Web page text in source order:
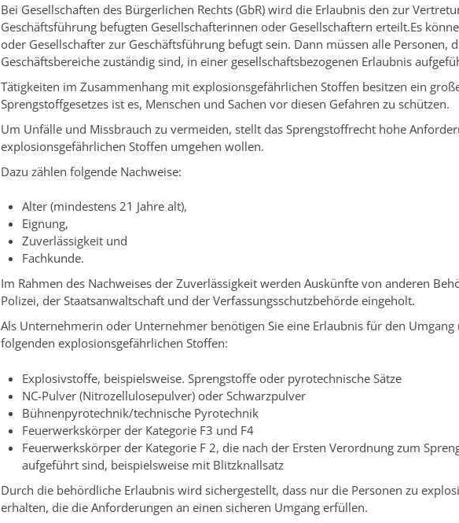
Bei Gesellschaften des Bürgerlichen Rechts (GbR) wird die Erlaubnis den zur
Geschäftsführung befugten Gesellschafterinnen oder Gesellschaftern erteilt.Es
oder Gesellschafter zur Geschäftsführung befugt sein. Dann müssen alle
Geschäftsbereiche zuständig sind, in einer gesellschaftsbezogenen Erlaubnis
Tätigkeiten im Zusammenhang mit explosionsgefährlichen Stoffen besitzen ein
Sprengstoffgesetzes ist es, Menschen und Sachen vor diesen Gefahren zu schützen.
Um Unfälle und Missbrauch zu vermeiden, stellt das Sprengstoffrecht hohe
explosionsgefährlichen Stoffen umgehen wollen.
Dazu zählen folgende Nachweise:
Alter (mindestens 21 Jahre alt),
Eignung,
Zuverlässigkeit und
Fachkunde.
Im Rahmen des Nachweises der Zuverlässigkeit werden Auskünfte von anderen
Polizei, der Staatsanwaltschaft und der Verfassungsschutzbehörde eingeholt.
Als Unternehmerin oder Unternehmer benötigen Sie eine Erlaubnis für den
folgenden explosionsgefährlichen Stoffen:
Explosivstoffe, beispielsweise. Sprengstoffe oder pyrotechnische Sätze
NC-Pulver (Nitrozellulosepulver) oder Schwarzpulver
Bühnenpyrotechnik/technische Pyrotechnik
Feuerwerkskörper der Kategorie F3 und F4
Feuerwerkskörper der Kategorie F 2, die nach der Ersten Verordnung zum
aufgeführt sind, beispielsweise mit Blitzknallsatz
Durch die behördliche Erlaubnis wird sichergestellt, dass nur die Personen zu
erhalten, die die Anforderungen an einen sicheren Umgang erfüllen.